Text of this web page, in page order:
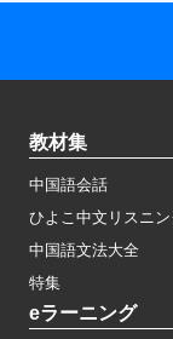
教材集
中国語会話
ひよこ中文リスニ
中国語文法大全
特集
eラーニング